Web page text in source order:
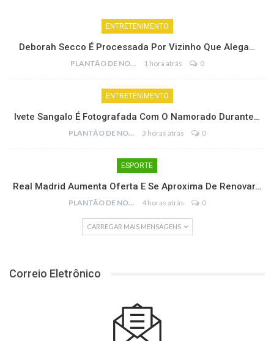
ENTRETENIMENTO
Deborah Secco É Processada Por Vizinho Que Alega…
PLANTÃO DE NOTÍCIAS 1 hora atrás 0
ENTRETENIMENTO
Ivete Sangalo É Fotografada Com O Namorado Durante…
PLANTÃO DE NOTÍCIAS 3 horas atrás 0
ESPORTE
Real Madrid Aumenta Oferta E Se Aproxima De Renovar…
PLANTÃO DE NOTÍCIAS 4 horas atrás 0
CARREGAR MAIS MENSAGENS
Correio Eletrônico